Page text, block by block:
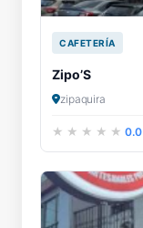
CAFETERÍA
Zipo’S
zipaquira
0.0